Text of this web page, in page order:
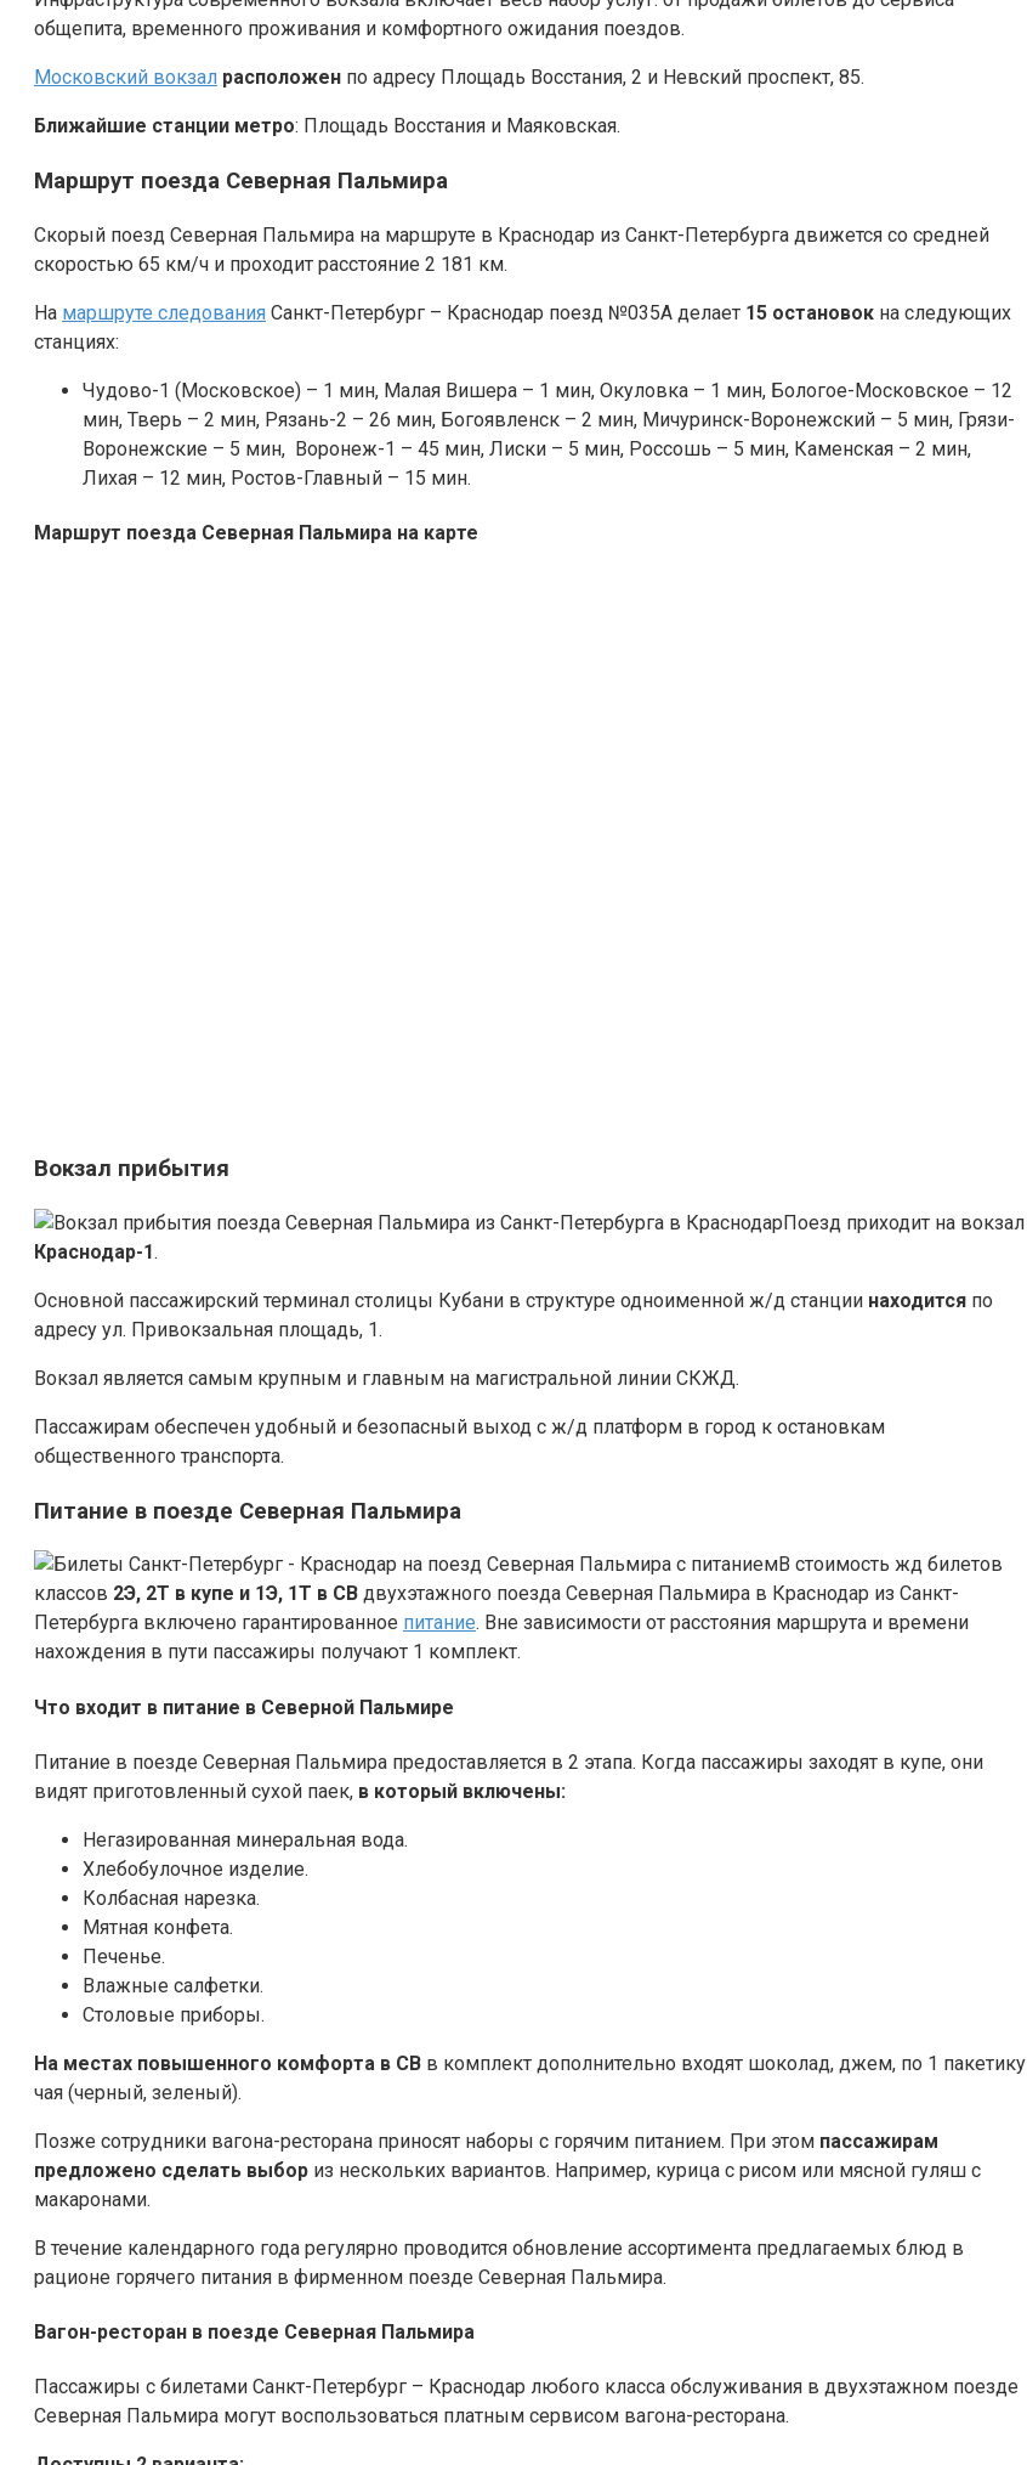
общепита, временного проживания и комфортного ожидания поездов.
Московский вокзал расположен по адресу Площадь Восстания, 2 и Невский проспект, 85.
Ближайшие станции метро: Площадь Восстания и Маяковская.
Маршрут поезда Северная Пальмира
Скорый поезд Северная Пальмира на маршруте в Краснодар из Санкт-Петербурга движется со средней
скоростью 65 км/ч и проходит расстояние 2 181 км.
На маршруте следования Санкт-Петербург – Краснодар поезд №035А делает 15 остановок на следующих
станциях:
Чудово-1 (Московское) – 1 мин, Малая Вишера – 1 мин, Окуловка – 1 мин, Бологое-Московское – 12
мин, Тверь – 2 мин, Рязань-2 – 26 мин, Богоявленск – 2 мин, Мичуринск-Воронежский – 5 мин, Грязи-
Воронежские – 5 мин, Воронеж-1 – 45 мин, Лиски – 5 мин, Россошь – 5 мин, Каменская – 2 мин,
Лихая – 12 мин, Ростов-Главный – 15 мин.
Маршрут поезда Северная Пальмира на карте
Вокзал прибытия
Поезд приходит на вокзал
Краснодар-1.
Основной пассажирский терминал столицы Кубани в структуре одноименной ж/д станции находится по
адресу ул. Привокзальная площадь, 1.
Вокзал является самым крупным и главным на магистральной линии СКЖД.
Пассажирам обеспечен удобный и безопасный выход с ж/д платформ в город к остановкам
общественного транспорта.
Питание в поезде Северная Пальмира
В стоимость жд билетов
классов 2Э, 2Т в купе и 1Э, 1Т в СВ двухэтажного поезда Северная Пальмира в Краснодар из Санкт-
Петербурга включено гарантированное питание. Вне зависимости от расстояния маршрута и времени
нахождения в пути пассажиры получают 1 комплект.
Что входит в питание в Северной Пальмире
Питание в поезде Северная Пальмира предоставляется в 2 этапа. Когда пассажиры заходят в купе, они
видят приготовленный сухой паек, в который включены:
Негазированная минеральная вода.
Хлебобулочное изделие.
Колбасная нарезка.
Мятная конфета.
Печенье.
Влажные салфетки.
Столовые приборы.
На местах повышенного комфорта в СВ в комплект дополнительно входят шоколад, джем, по 1 пакетику
чая (черный, зеленый).
Позже сотрудники вагона-ресторана приносят наборы с горячим питанием. При этом пассажирам
предложено сделать выбор из нескольких вариантов. Например, курица с рисом или мясной гуляш с
макаронами.
В течение календарного года регулярно проводится обновление ассортимента предлагаемых блюд в
рационе горячего питания в фирменном поезде Северная Пальмира.
Вагон-ресторан в поезде Северная Пальмира
Пассажиры с билетами Санкт-Петербург – Краснодар любого класса обслуживания в двухэтажном поезде
Северная Пальмира могут воспользоваться платным сервисом вагона-ресторана.